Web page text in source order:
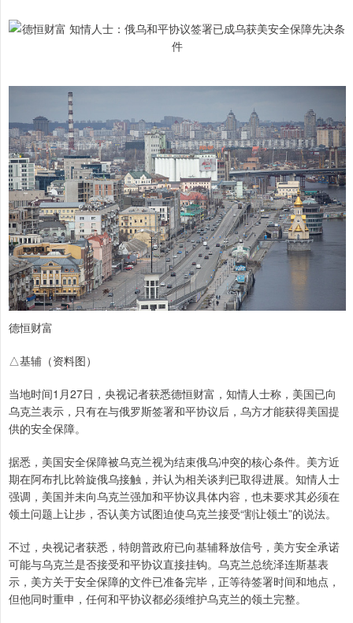
德恒财富
△基辅（资料图）
当地时间1月27日，央视记者获悉德恒财富，知情人士称，美国已向
乌克兰表示，只有在与俄罗斯签署和平协议后，乌方才能获得美国提
供的安全保障。
据悉，美国安全保障被乌克兰视为结束俄乌冲突的核心条件。美方近
期在阿布扎比斡旋俄乌接触，并认为相关谈判已取得进展。知情人士
强调，美国并未向乌克兰强加和平协议具体内容，也未要求其必须在
领土问题上让步，否认美方试图迫使乌克兰接受“割让领土”的说法。
不过，央视记者获悉，特朗普政府已向基辅释放信号，美方安全承诺
可能与乌克兰是否接受和平协议直接挂钩。乌克兰总统泽连斯基表
示，美方关于安全保障的文件已准备完毕，正等待签署时间和地点，
但他同时重申，任何和平协议都必须维护乌克兰的领土完整。